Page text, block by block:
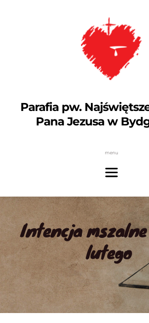
Parafia pw.
Pana Jezusa w
menu
Intencja
lutego